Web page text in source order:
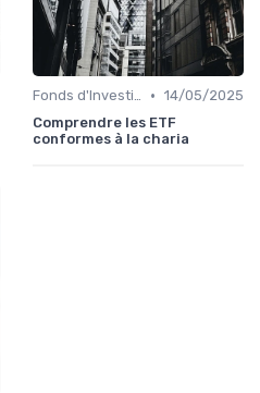
Fonds d'Investissement et ETF • 14/05/2025
Comprendre les ETF
conformes à la charia